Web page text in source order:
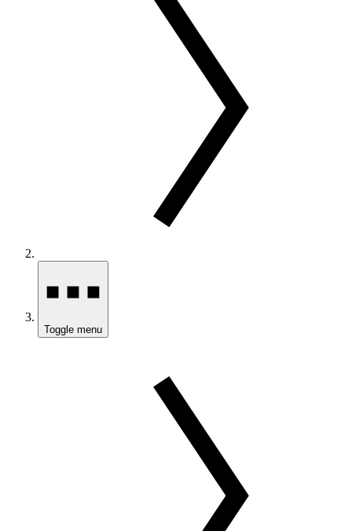
Toggle menu